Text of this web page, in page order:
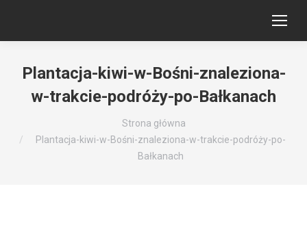
Plantacja-kiwi-w-Bośni-znaleziona-
w-trakcie-podróży-po-Bałkanach
Strona główna
Plantacja-kiwi-w-Bośni-znaleziona-w-trakcie-podróży-po-
Bałkanach